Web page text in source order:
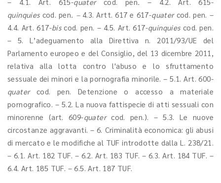
quinquies cod. pen. – 4.3. Artt. 617 e 617-quatercod. pen. –
4.4. Art. 617-biscod. pen. – 4.5. Art. 617-quinquies cod. pen.
– 5. L’adeguamento alla Direttiva n. 2011/93/UE del
Parlamento europeo e del Consiglio, del 13 dicembre 2011,
relativa alla lotta contro l'abuso e lo sfruttamento
sessuale dei minori e la pornografia minorile. – 5.1. Art. 600-
quater cod. pen. Detenzione o accesso a materiale
pornografico. – 5.2. La nuova fattispecie di atti sessuali con
minorenne (art. 609-quatercod. pen.). – 5.3. Le nuove
circostanze aggravanti. – 6. Criminalità economica: gli abusi
di mercato e le modifiche al TUF introdotte dalla L. 238/21.
– 6.1. Art. 182 TUF. – 6.2. Art. 183 TUF. – 6.3. Art. 184 TUF. –
6.4. Art. 185 TUF. – 6.5. Art. 187 TUF.